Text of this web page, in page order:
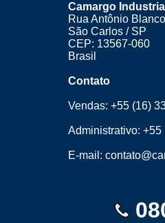
Camargo
Rua Antônio
São Carlos / SP
CEP: 13567-060
Brasil
Contato
Vendas:+55 (16)
Administrativo:+55
E-mail: